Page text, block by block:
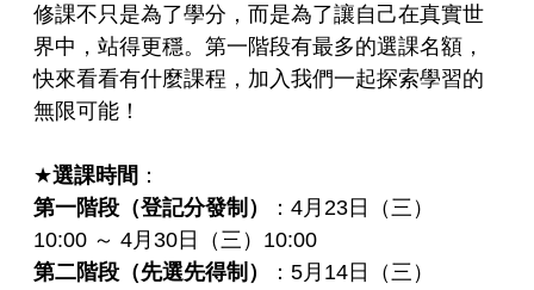
修課不只是為了學分，而是為了讓自己在真實世
界中，站得更穩。第一階段有最多的選課名額，
快來看看有什麼課程，加入我們一起探索學習的
無限可能！
★選課時間 ：
第一階段（登記分發制）
： 4月 23日（三）
10:00 ～ 4月 30日（三） 10:00
第二階段（先選先得制）
： 5月 14日（三）